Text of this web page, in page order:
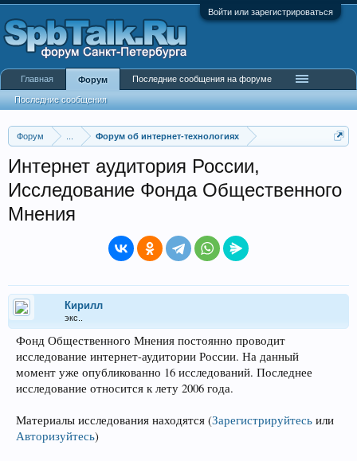
Войти или зарегистрироваться
Форум Форум об интернет-технологиях
Интернет аудитория России,
Исследование Фонда Общественного
Мнения
Кирилл
экс..
Фонд Общественного Мнения постоянно проводит
исследование интернет-аудитории России. На данный
момент уже опубликованно 16 исследований. Последнее
исследование относится к лету 2006 года.
Материалы исследования находятся (Зарегистрируйтесь или
Авторизуйтесь)
Главная Форум
Последние сообщения
Последние сообщения на форуме